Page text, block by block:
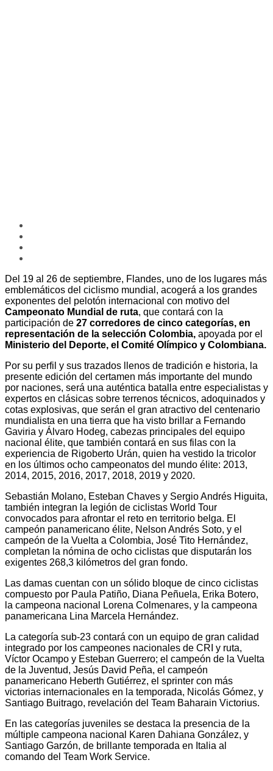
Del 19 al 26 de septiembre, Flandes, uno de los lugares más
emblemáticos del ciclismo mundial, acogerá a los grandes
exponentes del pelotón internacional con motivo del
Campeonato Mundial de ruta, que contará con la
participación de 27 corredores de cinco categorías, en
representación de la selección Colombia, apoyada por el
Ministerio del Deporte, el Comité Olímpico y Colombiana.
Por su perfil y sus trazados llenos de tradición e historia, la
presente edición del certamen más importante del mundo
por naciones, será una auténtica batalla entre especialistas y
expertos en clásicas sobre terrenos técnicos, adoquinados y
cotas explosivas, que serán el gran atractivo del centenario
mundialista en una tierra que ha visto brillar a Fernando
Gaviria y Álvaro Hodeg, cabezas principales del equipo
nacional élite, que también contará en sus filas con la
experiencia de Rigoberto Urán, quien ha vestido la tricolor
en los últimos ocho campeonatos del mundo élite: 2013,
2014, 2015, 2016, 2017, 2018, 2019 y 2020.
Sebastián Molano, Esteban Chaves y Sergio Andrés Higuita,
también integran la legión de ciclistas World Tour
convocados para afrontar el reto en territorio belga. El
campeón panamericano élite, Nelson Andrés Soto, y el
campeón de la Vuelta a Colombia, José Tito Hernández,
completan la nómina de ocho ciclistas que disputarán los
exigentes 268,3 kilómetros del gran fondo.
Las damas cuentan con un sólido bloque de cinco ciclistas
compuesto por Paula Patiño, Diana Peñuela, Erika Botero,
la campeona nacional Lorena Colmenares, y la campeona
panamericana Lina Marcela Hernández.
La categoría sub-23 contará con un equipo de gran calidad
integrado por los campeones nacionales de CRI y ruta,
Víctor Ocampo y Esteban Guerrero; el campeón de la Vuelta
de la Juventud, Jesús David Peña, el campeón
panamericano Heberth Gutiérrez, el sprinter con más
victorias internacionales en la temporada, Nicolás Gómez, y
Santiago Buitrago, revelación del Team Baharain Victorius.
En las categorías juveniles se destaca la presencia de la
múltiple campeona nacional Karen Dahiana González, y
Santiago Garzón, de brillante temporada en Italia al
comando del Team Work Service.